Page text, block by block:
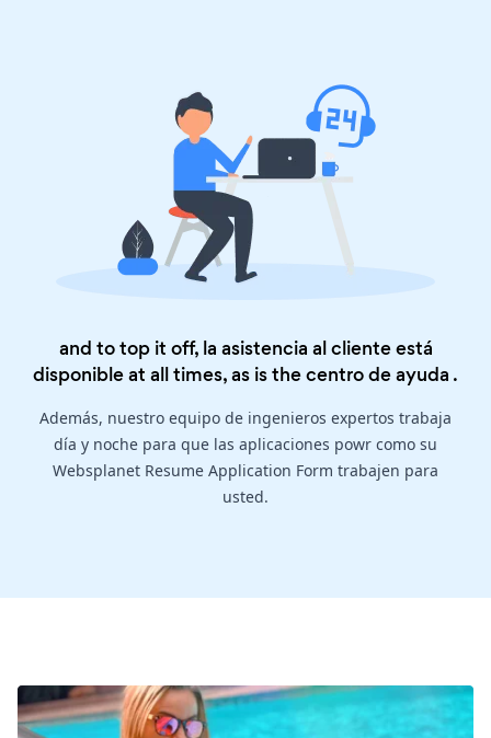
and to top it off, la asistencia al cliente está
disponible at all times, as is thecentro de ayuda .
Además, nuestro equipo de ingenieros expertos trabaja
día y noche para que las aplicaciones powr como su
Websplanet Resume Application Form trabajen para
usted.